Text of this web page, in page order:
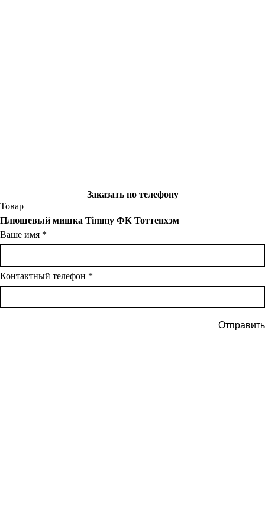
Заказать по телефону
Товар
Плюшевый мишка Timmy ФК Тоттенхэм
Ваше имя *
Контактный телефон *
Отправить